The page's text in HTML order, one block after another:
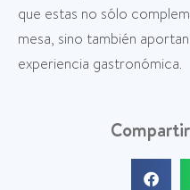
que estas no sólo
mesa, sino también
experiencia gastronómica.